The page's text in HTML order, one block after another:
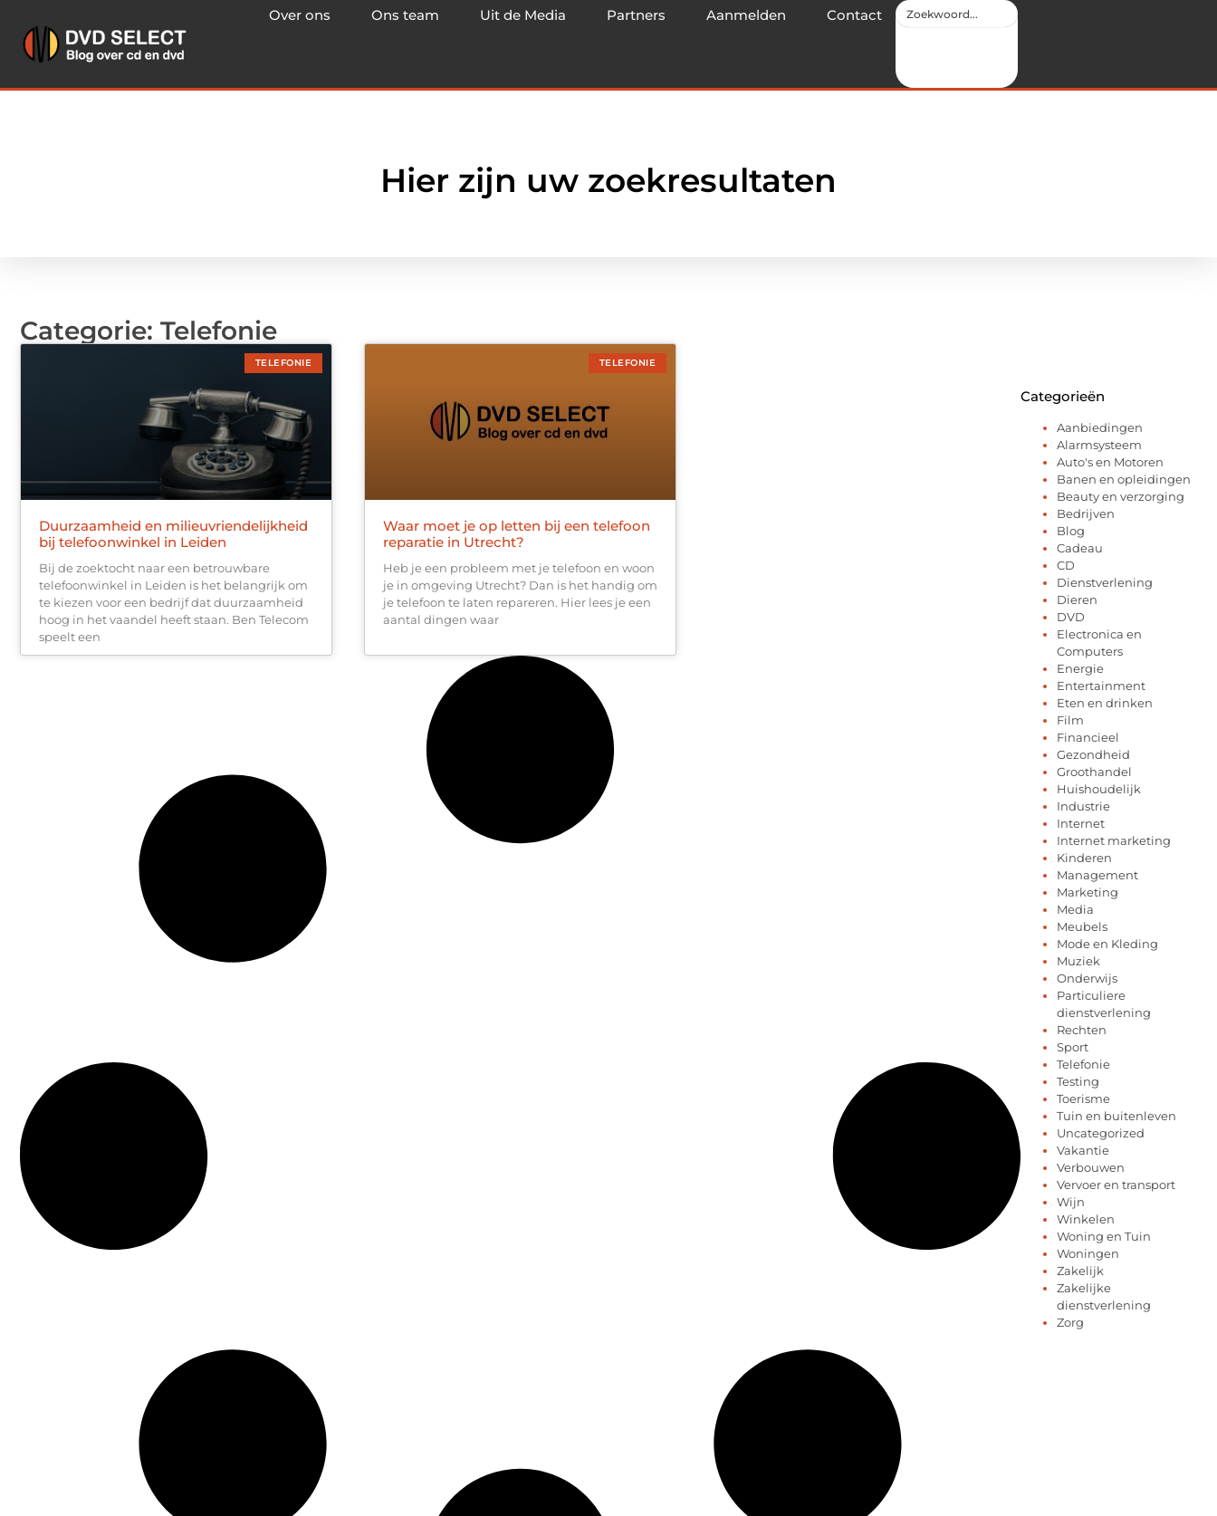
Over ons Ons team Uit de Media Partners Aanmelden Contact
Hier zijn uw zoekresultaten
Categorie: Telefonie
TELEFONIE
Duurzaamheid en milieuvriendelijkheid
bij telefoonwinkel in Leiden
Bij de zoektocht naar een betrouwbare
telefoonwinkel in Leiden is het belangrijk om
te kiezen voor een bedrijf dat duurzaamheid
hoog in het vaandel heeft staan. Ben Telecom
speelt een
TELEFONIE
Waar moet je op letten bij een telefoon
reparatie in Utrecht?
Heb je een probleem met je telefoon en woon
je in omgeving Utrecht? Dan is het handig om
je telefoon te laten repareren. Hier lees je een
aantal dingen waar
Categorieën
Aanbiedingen
Alarmsysteem
Auto's en Motoren
Banen en opleidingen
Beauty en verzorging
Bedrijven
Blog
Cadeau
CD
Dienstverlening
Dieren
DVD
Electronica en
Computers
Energie
Entertainment
Eten en drinken
Film
Financieel
Gezondheid
Groothandel
Huishoudelijk
Industrie
Internet
Internet marketing
Kinderen
Management
Marketing
Media
Meubels
Mode en Kleding
Muziek
Onderwijs
Particuliere
dienstverlening
Rechten
Sport
Telefonie
Testing
Toerisme
Tuin en buitenleven
Uncategorized
Vakantie
Verbouwen
Vervoer en transport
Wijn
Winkelen
Woning en Tuin
Woningen
Zakelijk
Zakelijke
dienstverlening
Zorg